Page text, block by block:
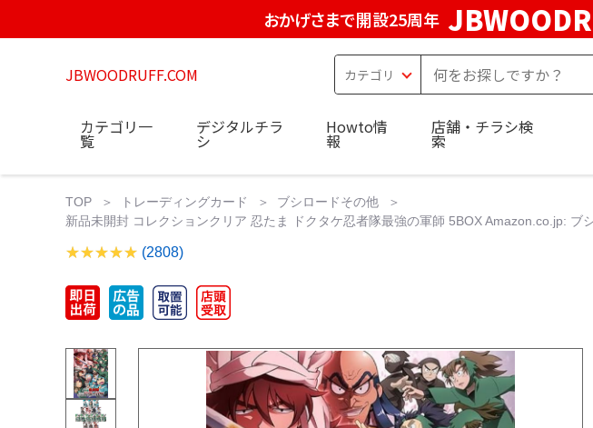
おかげさまで開設25周年
JBWOODRUFF.COM
カテゴリ一
覧
デジタルチラ
シ
Howto情
報
店舗・チラシ検
索
TOP トレーディングカード
ブシロードその他
新品未開封 コレクションクリア 忍たま ドクタケ忍者隊最強の軍師 5BOX Amazon.co.jp: ブ
(2808)